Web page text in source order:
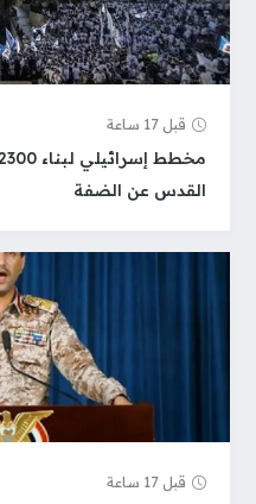
قبل 17 ساعة
القدس عن الضفة
قبل 17 ساعة